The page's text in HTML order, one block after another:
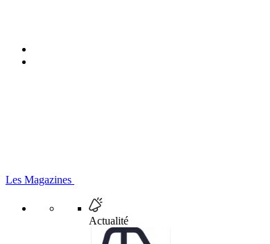
Les Magazines
Actualité